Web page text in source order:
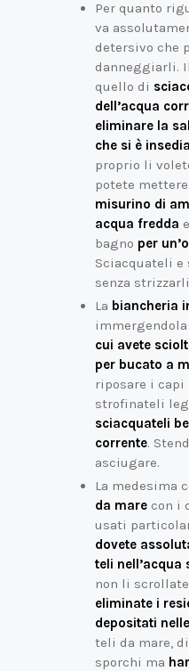
Per quanto
va
detersivo che
danneggiarli.
quello di
dell’acqua
eliminare la
che si è
proprio li
potete
misurino di
acqua fredda
bagno per
Sciacquateli e
senza
La biancheria
cui avete
per bucato a
riposare i capi
strofinateli
sciacquateli
corrente.
asciugare.
La medesima
da marecon i
usati
dovete
teli nell’acqua
non li
eliminate i
depositati
teli da mare,
sporchi ma